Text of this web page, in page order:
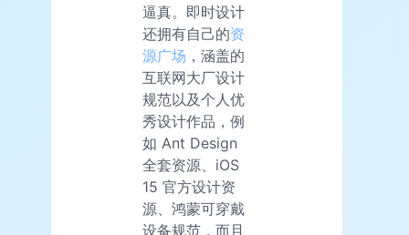
逼真。即时设计
还拥有自己的资
源广场 ，涵盖的
互联网大厂设计
规范以及个人优
秀设计作品，例
如 Ant Design
全套资源、iOS
15 官方设计资
源、鸿蒙可穿戴
设备规范，而且